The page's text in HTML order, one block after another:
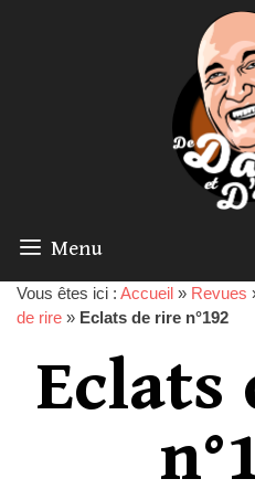
Menu
Vous êtes ici : Accueil » Revues
de rire » Eclats de rire n°192
Eclats